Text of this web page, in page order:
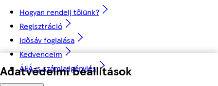
Adatvédelmi beállítások
Hogyan rendelj tőlünk?
Regisztráció
Idősáv foglalása
Kedvenceim
ÁFÁ-s számla igénylés